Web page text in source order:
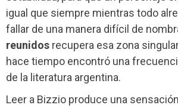
igual que siempre mientras todo
fallar de una manera difícil de
reunidos recupera esa zona
hace tiempo encontró una
de la literatura argentina.
Leer a Bizzio produce una